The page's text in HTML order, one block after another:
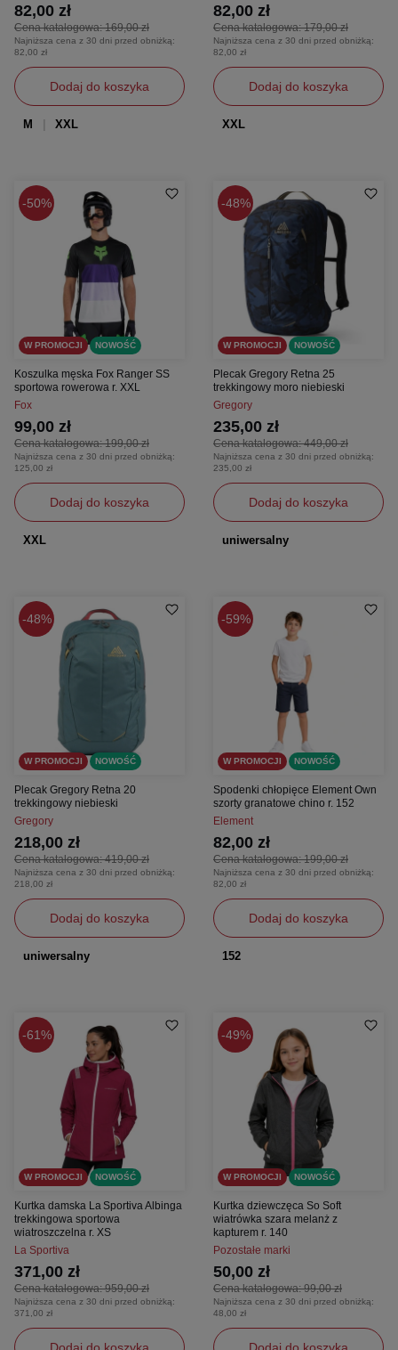
Cena katalogowa:169,00 zł
82,00 zł
Najniższa cena z 30 dni przed obniżką:
82,00 zł
Dodaj do koszyka
M XXL
Cena katalogowa:179,00 zł
82,00 zł
Najniższa cena z 30 dni przed obniżką:
82,00 zł
Dodaj do koszyka
XXL
50%
W PROMOCJI NOWOŚĆ
Koszulka męska Fox Ranger SS
sportowa rowerowa r. XXL
Fox
Cena katalogowa:199,00 zł
99,00 zł
Najniższa cena z 30 dni przed obniżką:
125,00 zł
Dodaj do koszyka
XXL
48%
W PROMOCJI NOWOŚĆ
Plecak Gregory Retna 25
trekkingowy moro niebieski
Gregory
Cena katalogowa:449,00 zł
235,00 zł
Najniższa cena z 30 dni przed obniżką:
235,00 zł
Dodaj do koszyka
uniwersalny
48%
W PROMOCJI NOWOŚĆ
Plecak Gregory Retna 20
trekkingowy niebieski
Gregory
Cena katalogowa:419,00 zł
218,00 zł
Najniższa cena z 30 dni przed obniżką:
218,00 zł
Dodaj do koszyka
uniwersalny
59%
W PROMOCJI NOWOŚĆ
Spodenki chłopięce Element Own
szorty granatowe chino r. 152
Element
Cena katalogowa:199,00 zł
82,00 zł
Najniższa cena z 30 dni przed obniżką:
82,00 zł
Dodaj do koszyka
152
61%
W PROMOCJI NOWOŚĆ
Kurtka damska La Sportiva Albinga
trekkingowa sportowa
wiatroszczelna r. XS
La Sportiva
Cena katalogowa:959,00 zł
371,00 zł
Najniższa cena z 30 dni przed obniżką:
371,00 zł
49%
W PROMOCJI NOWOŚĆ
Kurtka dziewczęca So Soft
wiatrówka szara melanż z
kapturem r. 140
Pozostałe marki
Cena katalogowa:99,00 zł
50,00 zł
Najniższa cena z 30 dni przed obniżką:
48,00 zł